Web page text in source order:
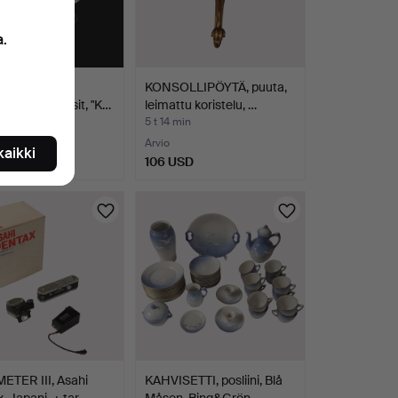
olutlasit, "K…
KONSOLLIPÖYTÄ, puuta,
leimattu koristelu, …
5 t 14 min
Arvio
106 USD
III, Asahi
KAHVISETTI, posliini, Blå